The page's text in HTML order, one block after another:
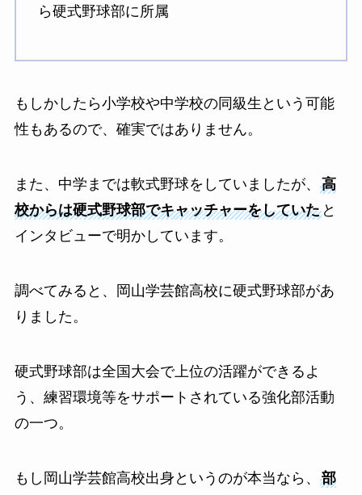
ら硬式野球部に所属
もしかしたら小学校や中学校の同級生という可能
性もあるので、確実ではありません。
また、中学までは軟式野球をしていましたが、 高
校からは硬式野球部でキャッチャーをしていたと
インタビューで明かしています。
調べてみると、岡山学芸館高校に硬式野球部があ
りました。
硬式野球部は全国大会で上位の活躍ができるよ
う、練習環境等をサポートされている強化部活動
の一つ。
もし岡山学芸館高校出身というのが本当なら、 部